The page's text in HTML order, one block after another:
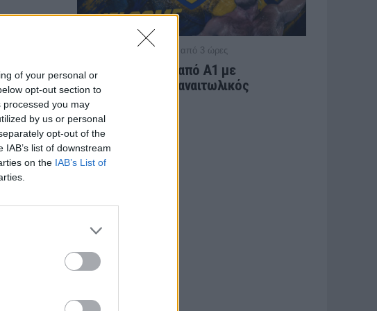
of your personal or
opt-out section to
you may
by us or personal
opt-out of the
list of downstream
on the IAB’s List of
/ πριν από 3 ώρες
Πόλο: «Άρωμα» από Α1 με
Τουρκομένη ο Παναιτωλικός